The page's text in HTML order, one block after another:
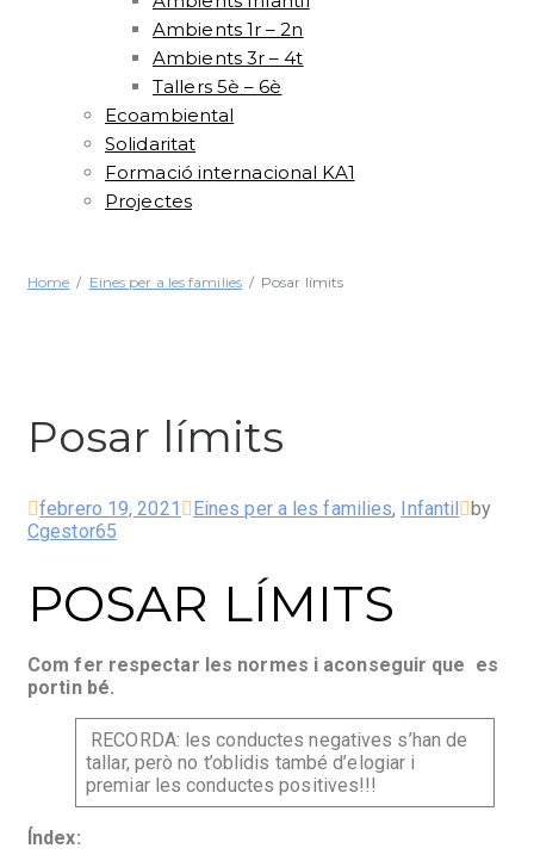
Ambients 1r – 2n
Ambients 3r – 4t
Tallers 5è – 6è
Ecoambiental
Solidaritat
Formació internacional KA1
Projectes
Home Eines per a les families Posar límits
Posar límits
febrero 19, 2021 Eines per a les families, Infantil by
Cgestor65
POSAR LÍMITS
Com fer respectar les normes i aconseguir que es
portin bé.
RECORDA: les conductes negatives s’han de
tallar, però no t’oblidis també d’elogiar i
premiar les conductes positives!!!
Índex: